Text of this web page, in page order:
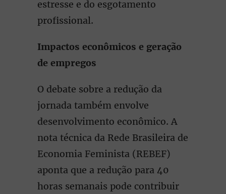
estresse e do esgotamento
profissional.
Impactos econômicos e geração
de empregos
O debate sobre a redução da
jornada também envolve
desenvolvimento econômico. A
nota técnica da Rede Brasileira de
Economia Feminista (REBEF)
aponta que a redução para 40
horas semanais pode contribuir